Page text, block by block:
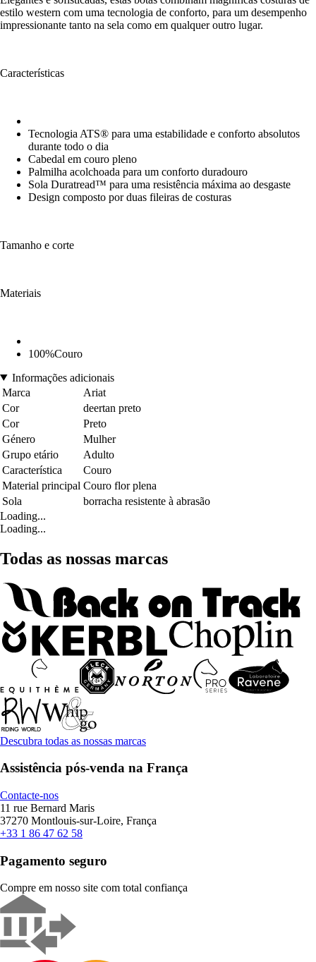
estilo western com uma tecnologia de conforto, para um desempenho
impressionante tanto na sela como em qualquer outro lugar.
Características
Tecnologia ATS® para uma estabilidade e conforto absolutos
durante todo o dia
Cabedal em couro pleno
Palmilha acolchoada para um conforto duradouro
Sola Duratread™ para uma resistência máxima ao desgaste
Design composto por duas fileiras de costuras
Tamanho e corte
Materiais
100%Couro
Informações adicionais
Marca
Ariat
Cor
deertan preto
Cor
Preto
Género
Mulher
Grupo etário
Adulto
Característica
Couro
Material principal Couro flor plena
Sola
borracha resistente à abrasão
Loading...
Loading...
Todas as nossas marcas
Descubra todas as nossas marcas
Assistência pós-venda na França
Contacte-nos
11 rue Bernard Maris
37270 Montlouis-sur-Loire, França
+33 1 86 47 62 58
Pagamento seguro
Compre em nosso site com total confiança